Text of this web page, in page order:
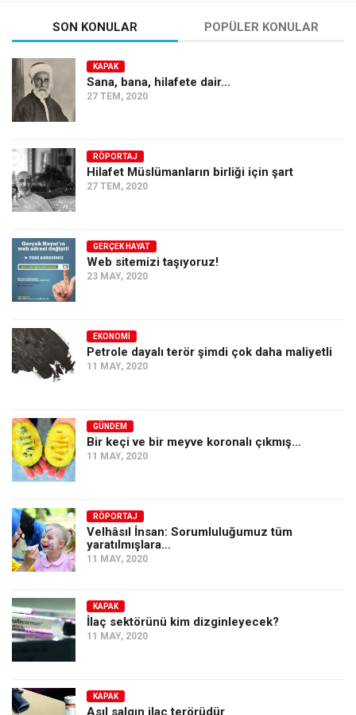
SON KONULAR POPÜLER KONULAR
KAPAK
Sana, bana, hilafete dair…
27 TEM, 2020
RÖPORTAJ
Hilafet Müslümanların birliği için şart
27 TEM, 2020
GERÇEK HAYAT
Web sitemizi taşıyoruz!
23 MAY, 2020
EKONOMI
Petrole dayalı terör şimdi çok daha maliyetli
11 MAY, 2020
GÜNDEM
Bir keçi ve bir meyve koronalı çıkmış…
11 MAY, 2020
RÖPORTAJ
Velhâsıl İnsan: Sorumluluğumuz tüm
yaratılmışlara…
11 MAY, 2020
KAPAK
İlaç sektörünü kim dizginleyecek?
11 MAY, 2020
KAPAK
Asıl salgın ilaç terörüdür